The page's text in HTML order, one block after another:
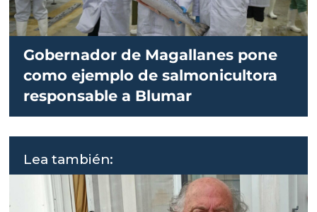
Gobernador de Magallanes pone
como ejemplo de salmonicultora
responsable a Blumar
Lea también: